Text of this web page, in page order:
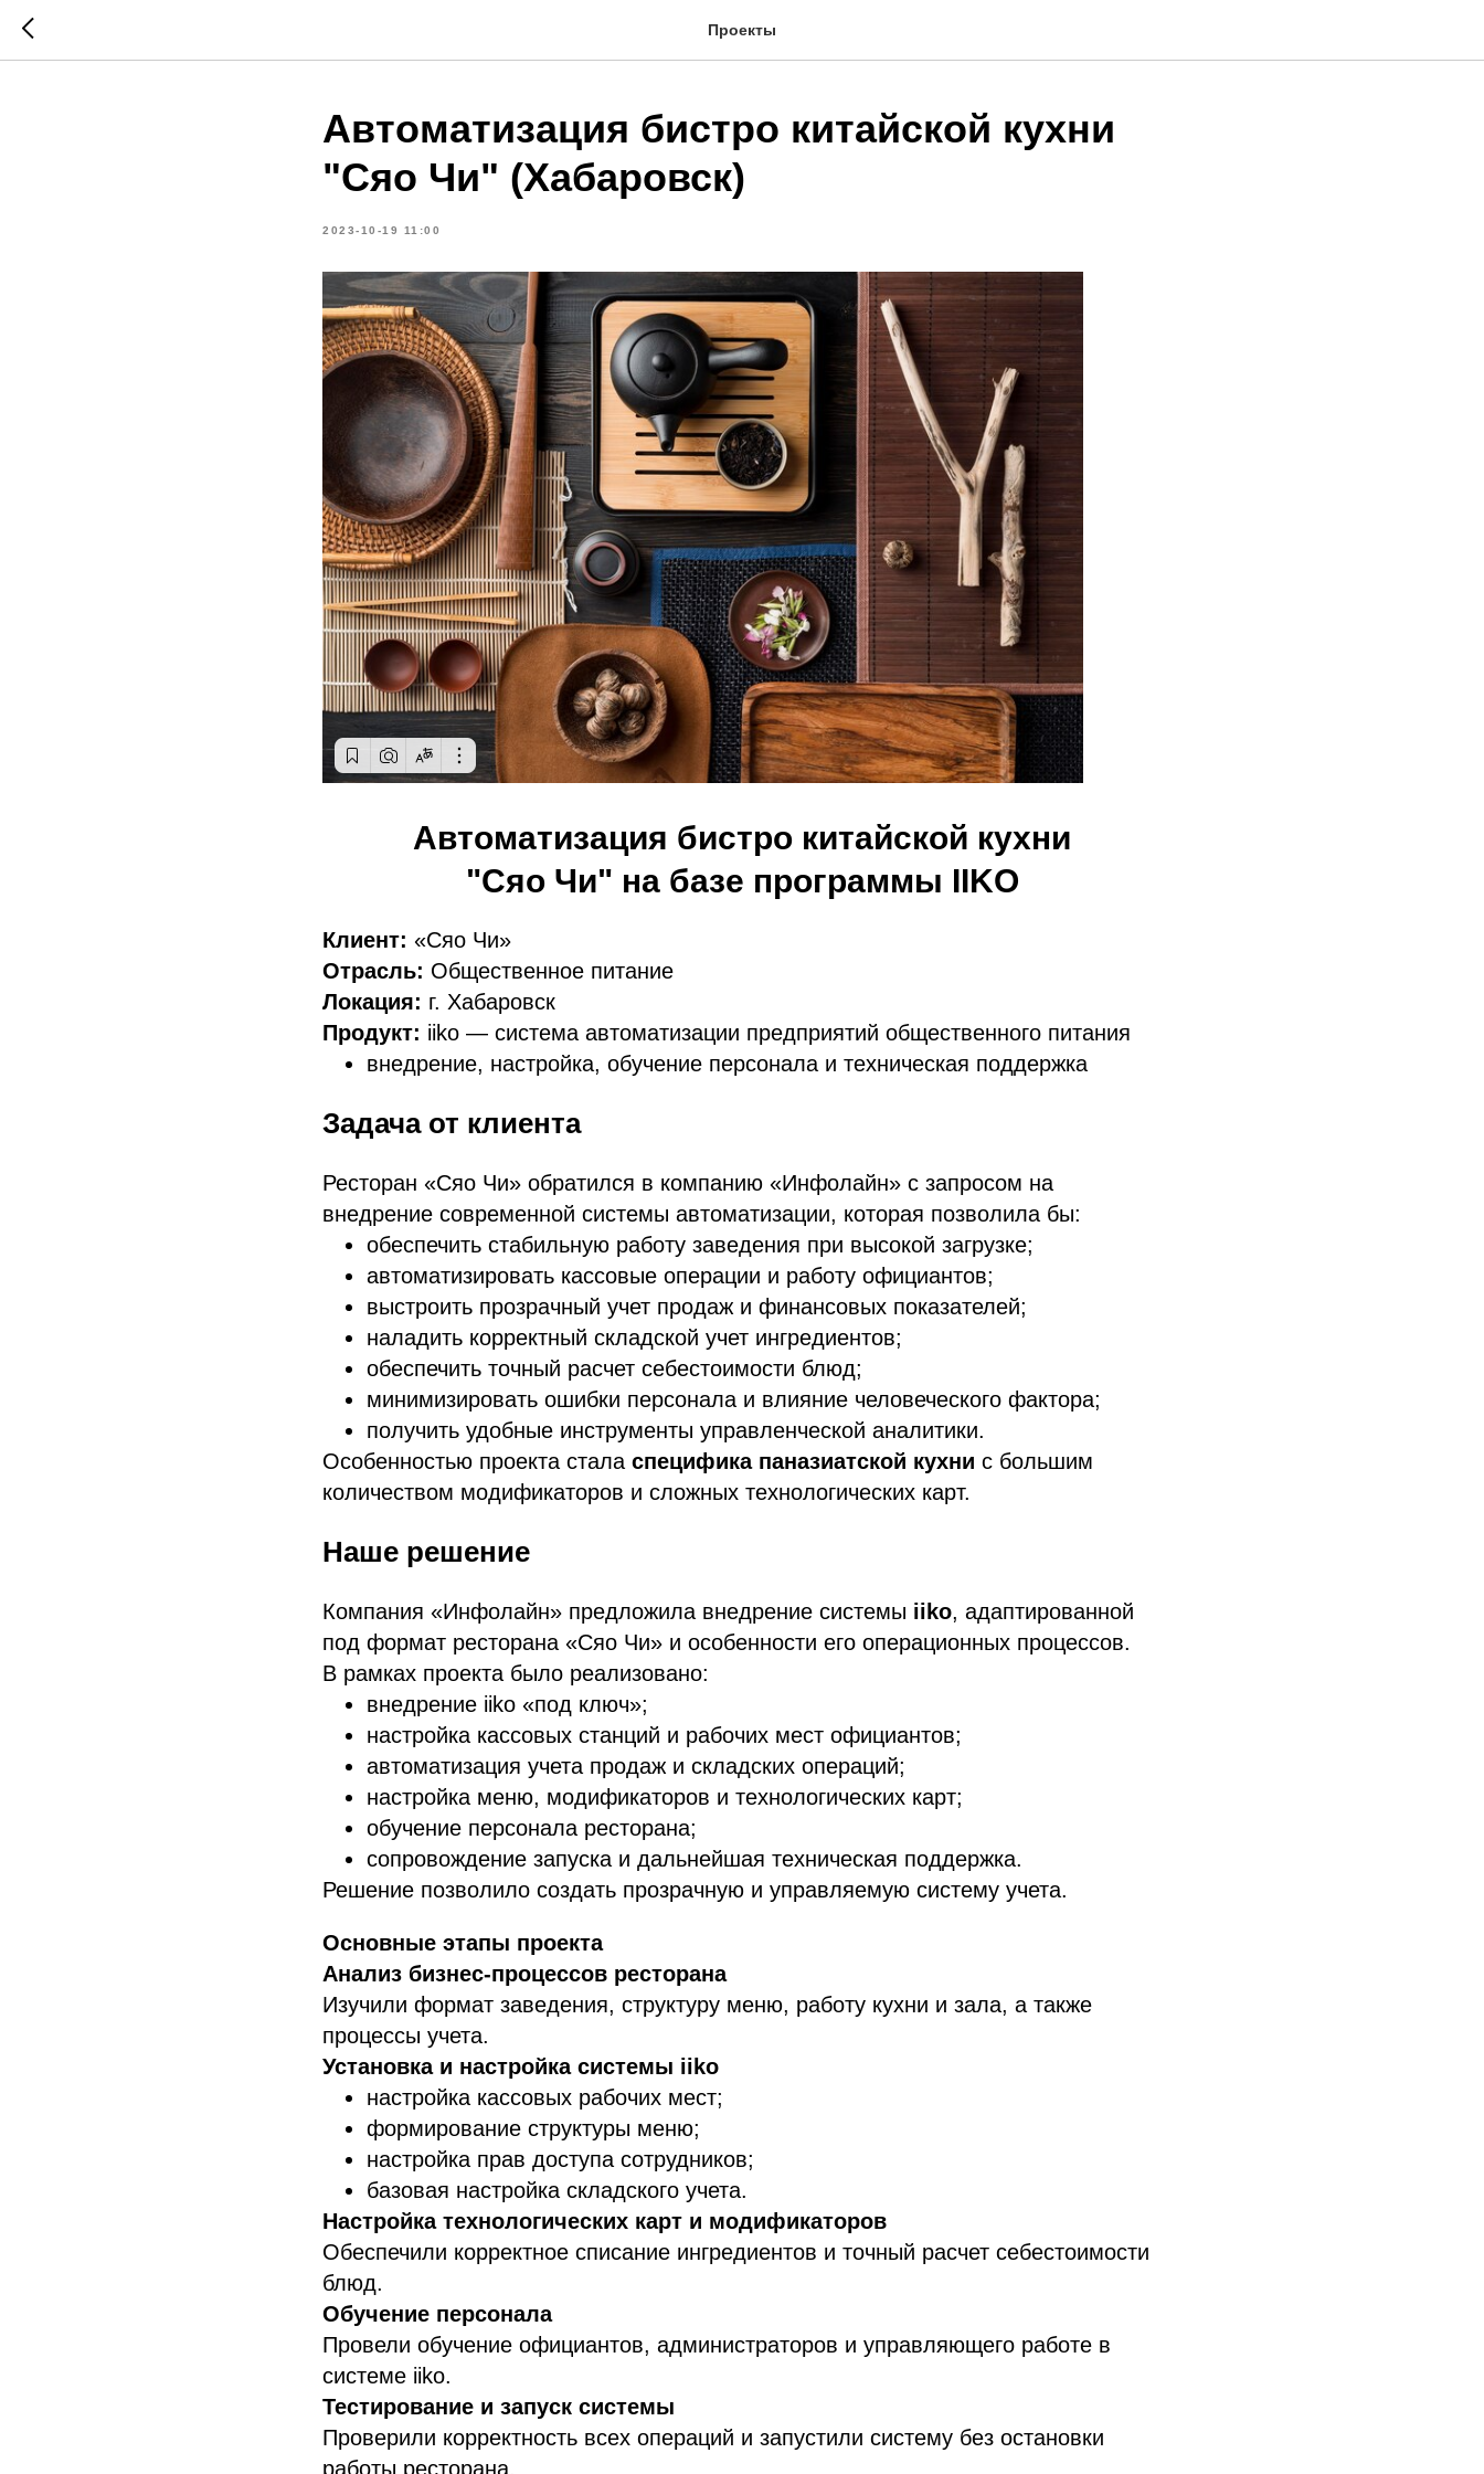
Проекты
Автоматизация бистро китайской кухни
"Сяо Чи" (Хабаровск)
2023-10-19 11:00
Автоматизация бистро китайской кухни
"Сяо Чи" на базе программы IIKO
Клиент: «Сяо Чи»
Отрасль: Общественное питание
Локация: г. Хабаровск
Продукт: iiko — система автоматизации предприятий общественного питания
внедрение, настройка, обучение персонала и техническая поддержка
Задача от клиента
Ресторан «Сяо Чи» обратился в компанию «Инфолайн» с запросом на
внедрение современной системы автоматизации, которая позволила бы:
обеспечить стабильную работу заведения при высокой загрузке;
автоматизировать кассовые операции и работу официантов;
выстроить прозрачный учет продаж и финансовых показателей;
наладить корректный складской учет ингредиентов;
обеспечить точный расчет себестоимости блюд;
минимизировать ошибки персонала и влияние человеческого фактора;
получить удобные инструменты управленческой аналитики.
Особенностью проекта стала специфика паназиатской кухни с большим
количеством модификаторов и сложных технологических карт.
Наше решение
Компания «Инфолайн» предложила внедрение системы iiko, адаптированной
под формат ресторана «Сяо Чи» и особенности его операционных процессов.
В рамках проекта было реализовано:
внедрение iiko «под ключ»;
настройка кассовых станций и рабочих мест официантов;
автоматизация учета продаж и складских операций;
настройка меню, модификаторов и технологических карт;
обучение персонала ресторана;
сопровождение запуска и дальнейшая техническая поддержка.
Решение позволило создать прозрачную и управляемую систему учета.
Основные этапы проекта
Анализ бизнес-процессов ресторана
Изучили формат заведения, структуру меню, работу кухни и зала, а также
процессы учета.
Установка и настройка системы iiko
настройка кассовых рабочих мест;
формирование структуры меню;
настройка прав доступа сотрудников;
базовая настройка складского учета.
Настройка технологических карт и модификаторов
Обеспечили корректное списание ингредиентов и точный расчет себестоимости
блюд.
Обучение персонала
Провели обучение официантов, администраторов и управляющего работе в
системе iiko.
Тестирование и запуск системы
Проверили корректность всех операций и запустили систему без остановки
работы ресторана.